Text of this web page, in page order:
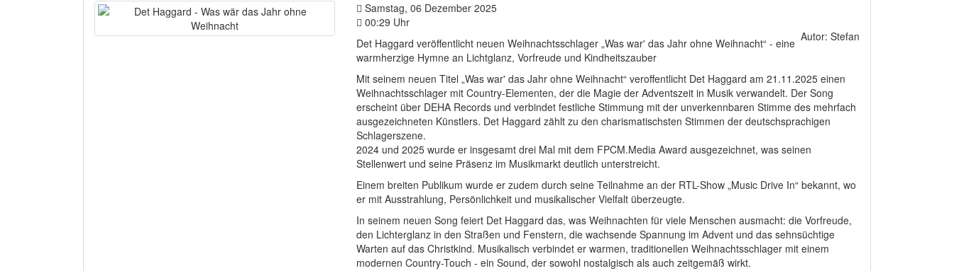
Samstag, 06 Dezember 2025
00:29 Uhr
Autor: Stefan
Det Haggard veröffentlicht neuen Weihnachtsschlager „Was war' das Jahr ohne Weihnacht“ - eine
warmherzige Hymne an Lichtglanz, Vorfreude und Kindheitszauber
Mit seinem neuen Titel „Was war' das Jahr ohne Weihnacht“ veroffentlicht Det Haggard am 21.11.2025 einen
Weihnachtsschlager mit Country-Elementen, der die Magie der Adventszeit in Musik verwandelt. Der Song
erscheint über DEHA Records und verbindet festliche Stimmung mit der unverkennbaren Stimme des mehrfach
ausgezeichneten Künstlers. Det Haggard zählt zu den charismatischsten Stimmen der deutschsprachigen
Schlagerszene.
2024 und 2025 wurde er insgesamt drei Mal mit dem FPCM.Media Award ausgezeichnet, was seinen
Stellenwert und seine Präsenz im Musikmarkt deutlich unterstreicht.
Einem breiten Publikum wurde er zudem durch seine Teilnahme an der RTL-Show „Music Drive In“ bekannt, wo
er mit Ausstrahlung, Persönlichkeit und musikalischer Vielfalt überzeugte.
In seinem neuen Song feiert Det Haggard das, was Weihnachten für viele Menschen ausmacht: die Vorfreude,
den Lichterglanz in den Straßen und Fenstern, die wachsende Spannung im Advent und das sehnsüchtige
Warten auf das Christkind. Musikalisch verbindet er warmen, traditionellen Weihnachtsschlager mit einem
modernen Country-Touch - ein Sound, der sowohl nostalgisch als auch zeitgemäß wirkt.